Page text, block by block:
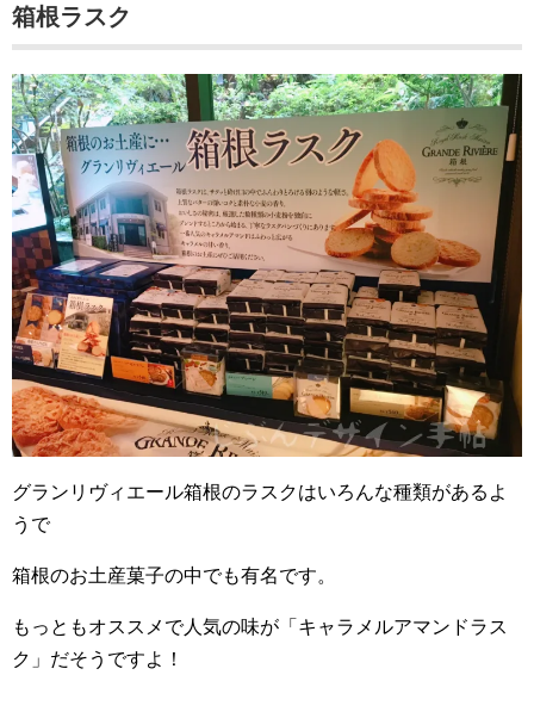
箱根ラスク
グランリヴィエール箱根のラスクはいろんな種類があるよ
うで
箱根のお土産菓子の中でも有名です。
もっともオススメで人気の味が「キャラメルアマンドラス
ク」だそうですよ！